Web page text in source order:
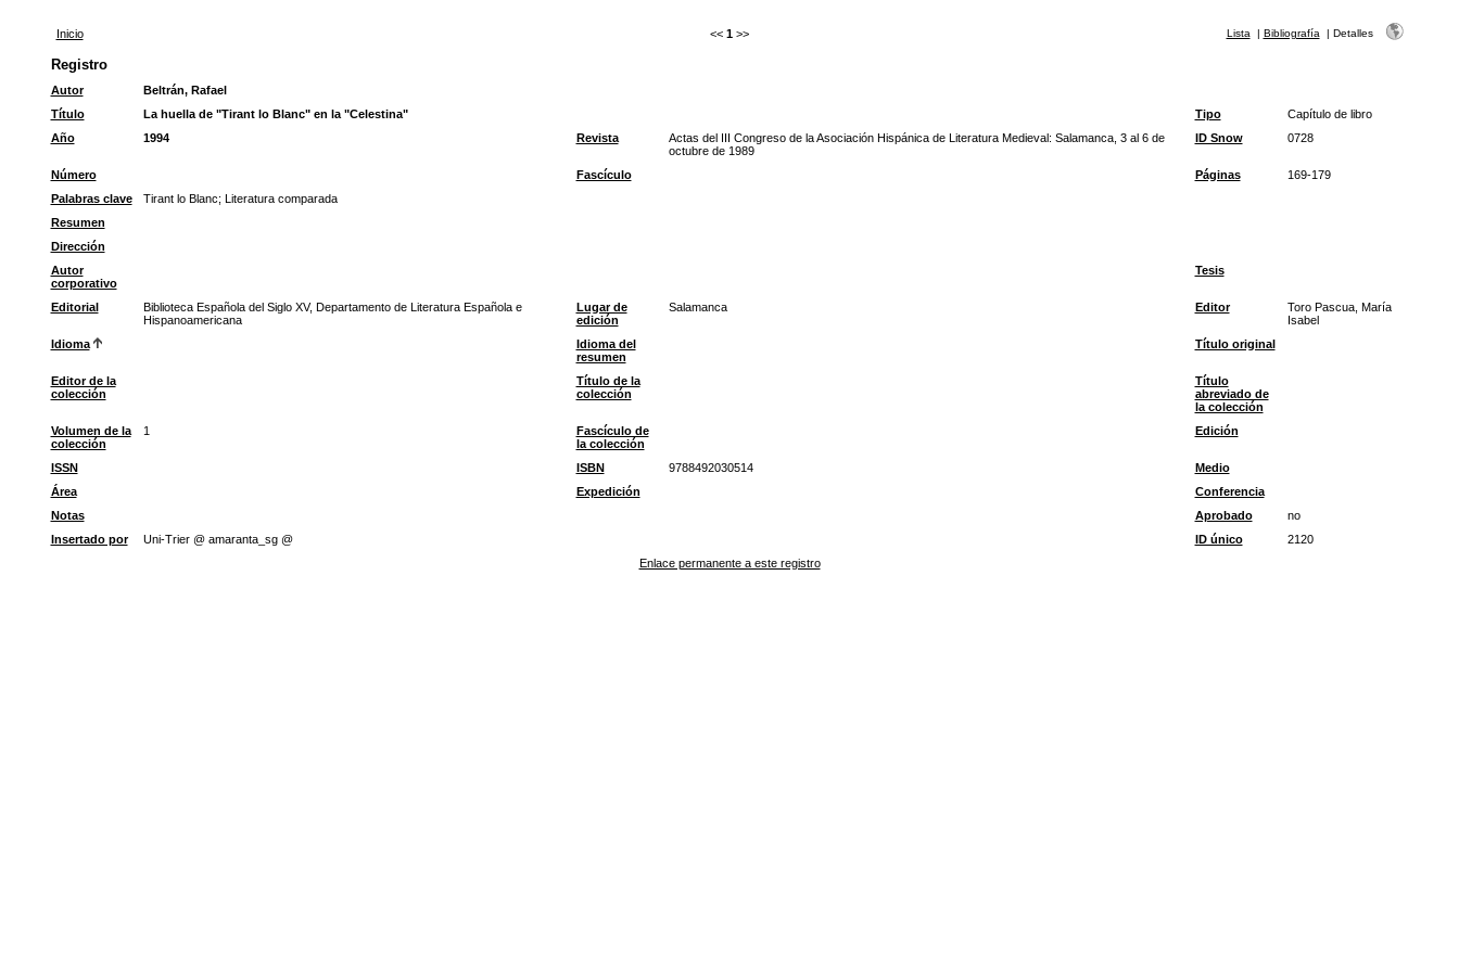
Inicio << 1 >> Lista | Bibliografía | Detalles
Registro
Autor
Beltrán, Rafael
Título
La huella de "Tirant lo Blanc" en la "Celestina" Tipo
Capítulo de libro
Año
1994 Revista
Actas del III Congreso de la Asociación Hispánica de Literatura Medieval: Salamanca, 3 al 6 de
octubre de 1989
ID Snow 0728
Número Fascículo Páginas
169-179
Palabras clave
Tirant lo Blanc; Literatura comparada
Resumen
Dirección
Autor
corporativo
Tesis
Editorial
Biblioteca Española del Siglo XV, Departamento de Literatura Española e
Hispanoamericana
Lugar de
edición
Salamanca Editor
Toro Pascua, María
Isabel
Idioma
Idioma del
resumen
Título original
Editor de la
colección
Título de la
colección
Título
abreviado de
la colección
Volumen de la
colección
1
Fascículo de
la colección
Edición
ISSN ISBN 9788492030514
Medio
Área
Expedición
Conferencia
Notas
Aprobado
no
Insertado por
Uni-Trier @ amaranta_sg @ ID único
2120
Enlace permanente a este registro